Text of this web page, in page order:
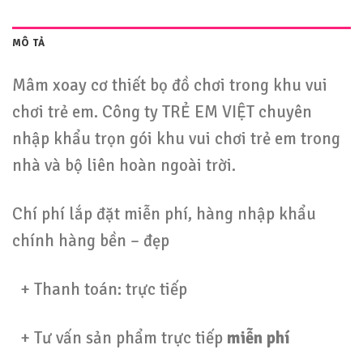
MÔ TẢ
Mâm xoay cơ thiết bọ đồ chơi trong khu vui
chơi trẻ em. Công ty TRẺ EM VIỆT chuyên
nhập khẩu trọn gói khu vui chơi trẻ em trong
nhà và bộ liên hoàn ngoài trời.
Chí phí lắp đặt miễn phí, hàng nhập khẩu
chính hàng bền – đẹp
+ Thanh toán: trực tiếp
+ Tư vấn sản phẩm trực tiếp miễn phí